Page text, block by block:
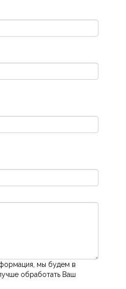
мы будем в
обработать Ваш